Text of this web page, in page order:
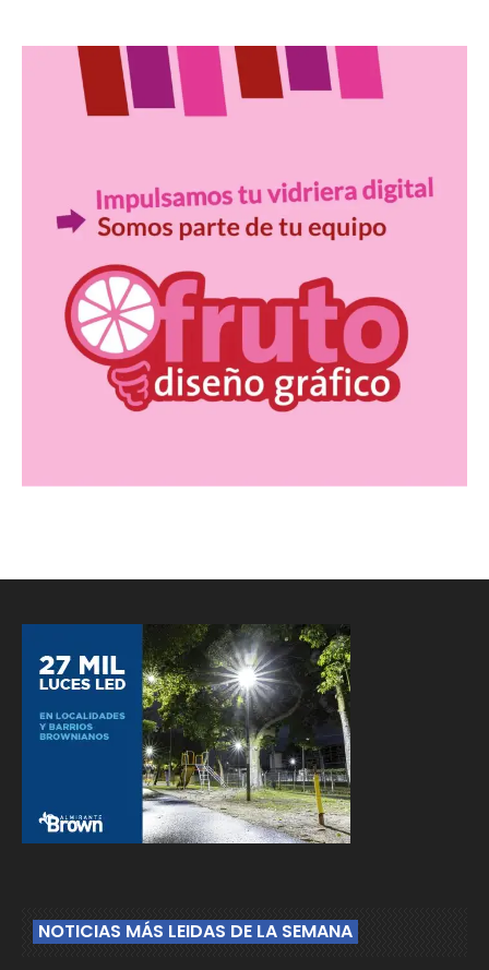
NOTICIAS MÁS LEIDAS DE LA SEMANA